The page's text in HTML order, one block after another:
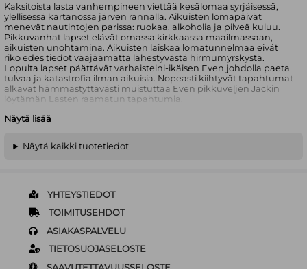
Kaksitoista lasta vanhempineen viettää kesälomaa syrjäisessä,
ylellisessä kartanossa järven rannalla. Aikuisten lomapäivät
menevät nautintojen parissa: ruokaa, alkoholia ja pilveä kuluu.
Pikkuvanhat lapset elävät omassa kirkkaassa maailmassaan,
aikuisten unohtamina. Aikuisten laiskaa lomatunnelmaa eivät
riko edes tiedot vääjäämättä lähestyvästä hirmumyrskystä.
Lopulta lapset päättävät varhaisteini-ikäisen Even johdolla paeta
tulvaa ja katastrofia ilman aikuisia. Nopeasti kiihtyvät tapahtumat
alkavat hämmästyttävästi muistuttaa Even pikkuveljen Jackin
löytämän Lasten raamatun tapahtumia.
Lasten raamattu on unohdettujen lasten kollektiivisesta
samalla jylhä allegoria ilmastokriisistä ja luontokadosta.
Raamatullisia myyttejä uudelleenkirjoittava teos ravistelee,
Lydia Millet on arvostettu ja palkittu amerikkalainen pitkän linjan
kirjailija, jonka 2020 ilmestynyt teos sai kriitikoilta ja lukijoilta
ylistävän vastaanoton. Millet on koulutukseltaan
vapaaehtoistyötä luontokatoa vastaan taistelevassa
organisaatiossa.
Näytä lisää
Näytä kaikki tuotetiedot
YHTEYSTIEDOT
TOIMITUSEHDOT
ASIAKASPALVELU
TIETOSUOJASELOSTE